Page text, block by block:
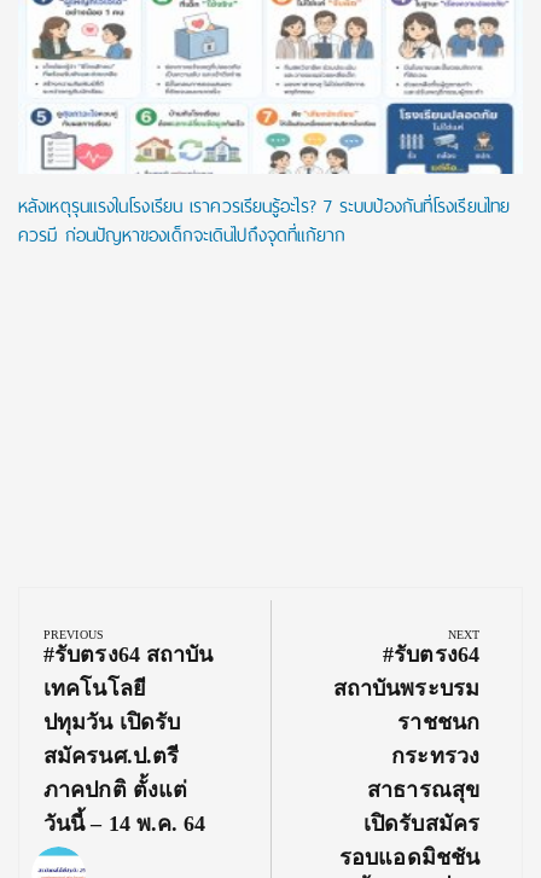
หลังเหตุรุนแรงในโรงเรียน เราควรเรียนรู้อะไร? 7 ระบบป้องกันที่โรงเรียนไทย
ควรมี ก่อนปัญหาของเด็กจะเดินไปถึงจุดที่แก้ยาก
navigation
PREVIOUS
Previous
Post:
#รับตรง64 สถาบัน
เทคโนโลยี
ปทุมวัน เปิดรับ
สมัครนศ.ป.ตรี
ภาคปกติ ตั้งแต่
วันนี้ – 14 พ.ค. 64
NEXT
Next
Post:
#รับตรง64
สถาบันพระบรม
ราชชนก
กระทรวง
สาธารณสุข
เปิดรับสมัคร
รอบแอดมิชชัน